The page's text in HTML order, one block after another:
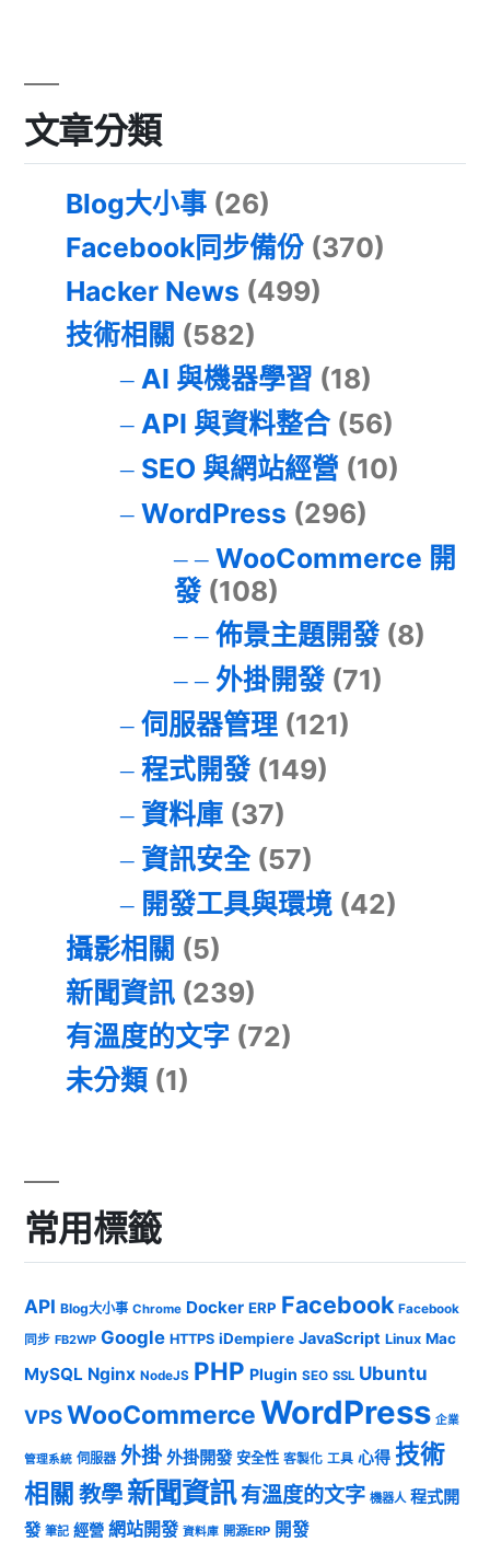
文章分類
Blog大小事 (26)
Facebook同步備份 (370)
Hacker News (499)
技術相關 (582)
AI 與機器學習 (18)
API 與資料整合(56)
SEO 與網站經營 (10)
WordPress (296)
WooCommerce 開
發(108)
佈景主題開發(8)
外掛開發(71)
伺服器管理(121)
程式開發(149)
資料庫(37)
資訊安全(57)
開發工具與環境(42)
攝影相關 (5)
新聞資訊 (239)
有溫度的文字 (72)
未分類 (1)
常用標籤
API Blog大小事 Chrome Docker ERP Facebook Facebook
同步 FB2WP Google HTTPS iDempiere JavaScript Linux Mac
MySQL Nginx NodeJS PHP Plugin SEO SSL Ubuntu
VPSWooCommerceWordPress 企業
管理系統 伺服器 外掛 外掛開發 安全性 客製化 工具 心得 技術
相關 教學 新聞資訊有溫度的文字 機器人 程式開
發 筆記 經營 網站開發 資料庫 開源ERP 開發